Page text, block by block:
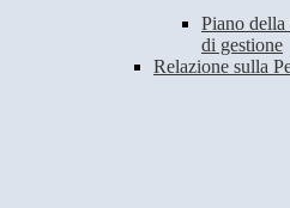
Piano della
di gestione
Relazione sulla